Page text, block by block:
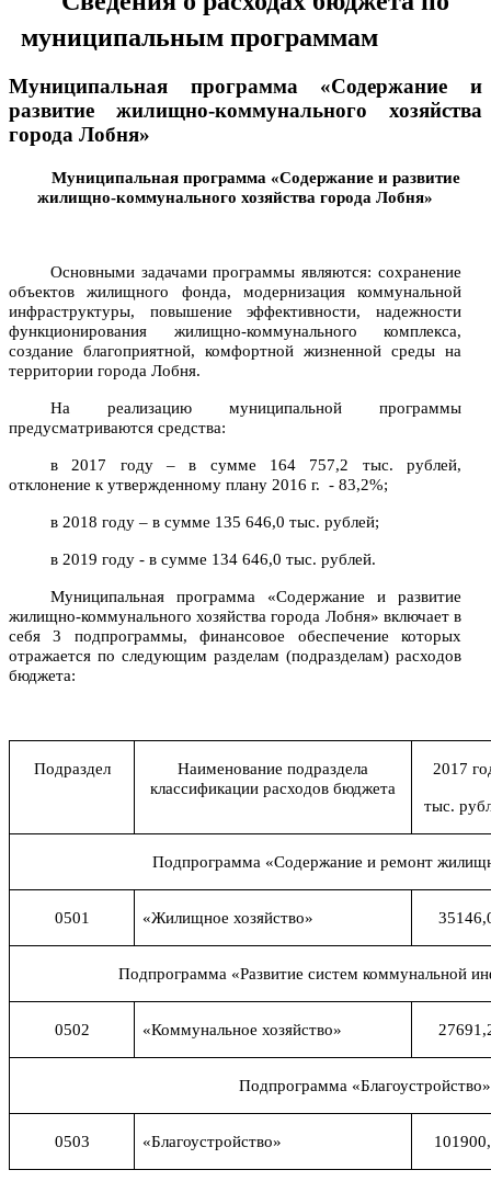
муниципальным программам
Муниципальная программа «Содержание и
развитие жилищно-коммунального хозяйства
города Лобня»
Муниципальная программа «Содержание и развитие
жилищно-коммунальногохозяйства города Лобня»
Основными задачами программы являются: сохранение
объектов жилищного фонда, модернизация коммунальной
инфраструктуры, повышение эффективности, надежности
функционирования жилищно-коммунального комплекса,
создание благоприятной, комфортной жизненной среды на
территории города Лобня.
На реализацию муниципальной программы
предусматриваются средства:
в 2017 году – в сумме 164 757,2 тыс. рублей,
отклонение к утвержденному плану 2016 г. - 83,2%;
в 2018 году – в сумме 135 646,0 тыс. рублей;
в 2019 году - в сумме 134 646,0 тыс. рублей.
Муниципальная программа «Содержание и развитие
жилищно-коммунального хозяйства города Лобня» включает в
себя 3 подпрограммы, финансовое обеспечение которых
отражается по следующим разделам (подразделам) расходов
бюджета:
Подраздел
Наименование подраздела
классификации расходов бюджета
2017
тыс.
Подпрограмма «Содержание и ремонт
0501 «Жилищное хозяйство»
Подпрограмма «Развитие систем коммунальной
0502 «Коммунальное хозяйство»
Подпрограмма «Благоустройство»
0503 «Благоустройство»